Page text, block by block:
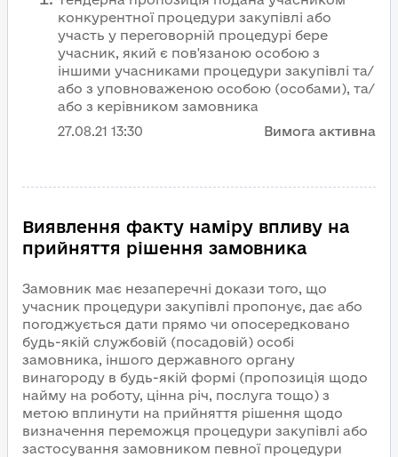
конкурентної процедури закупівлі або
участь у переговорній процедурі бере
учасник, який є пов'язаною особою з
іншими учасниками процедури закупівлі та/
або з уповноваженою особою (особами), та/
або з керівником замовника
27.08.21 13:30 Вимога активна
Виявлення факту наміру впливу на
прийняття рішення замовника
Замовник має незаперечні докази того, що
учасник процедури закупівлі пропонує, дає або
погоджується дати прямо чи опосередковано
будь-якій службовій (посадовій) особі
замовника, іншого державного органу
винагороду в будь-якій формі (пропозиція щодо
найму на роботу, цінна річ, послуга тощо) з
метою вплинути на прийняття рішення щодо
визначення переможця процедури закупівлі або
застосування замовником певної процедури